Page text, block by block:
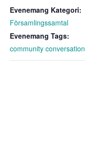
Evenemang Kategori:
Församlingssamtal
Evenemang Tags:
community conversation